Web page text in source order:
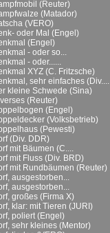
(Reuter)
(Matador)
(VERO)
oder Mal (Engel)
(Engel)
- oder so...
- oder......
XYZ (C. Fritzsche)
sehr einfaches (Div....
kleine Schwede (Sina)
(Reuter)
(Engel)
(Volksbetrieb)
(Pewesti)
(Div. DDR)
mit Bäumen (C....
mit Fluss (Div. BRD)
mit Rundbäumen (Reuter)
ausgestorben...
ausgestorben...
großes (Firma X)
klar: mit Tieren (JURI)
poliert (Engel)
sehr kleines (Mentor)